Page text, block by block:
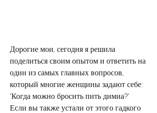
Дорогие мои, сегодня я решила
поделиться своим опытом и ответить на
один из самых главных вопросов,
который многие женщины задают себе:
'Когда можно бросить пить димиа?'
Если вы также устали от этого гадкого